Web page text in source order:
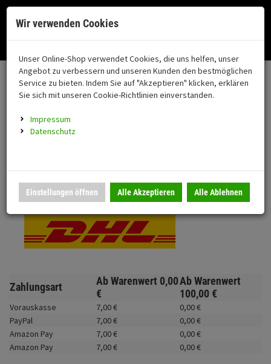
Fahrzeugteile
Alle Kategorien
FAHRZEUGTEILE
Montageständer
Beleuchtung
Fahrwerk
Zubehör
Merchandise
Neuheiten
coming soon
Anmelden | Registrieren Merkzettel
Ihr Warenkorb ist momentan leer.
Ergebnisse () Fertig
Nutzung unserer Dienste erklären Sie sich damit einverstanden!
Okay Datenschutz
Menü
Motorrad auswählen
Versand & Lieferung
Bitte wählen Sie Ihr Lieferland.
DHL National
Zahlungsart Ab Warenwert 0,00
€
Ab Warenwert
100,00 €
Vorauskasse 7,00€ 0,00€
PayPal
7,00€ 0,00€
Amazon Pay
7,00€ 0,00€
Amazon Pay
7,00€ 0,00€
Wir verwenden Cookies
Unser Online-Shop verwendet Cookies, die uns helfen, unser
Angebot zu verbessern und unseren Kunden den bestmöglichen
Service zu bieten. Indem Sie auf "Akzeptieren" klicken, erklären
Sie sich mit unseren Cookie-Richtlinien einverstanden.
Impressum
Datenschutz
Einstellungen öffnen Alle Akzeptieren Alle Ablehnen